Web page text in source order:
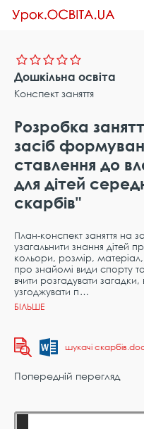
Дошкільна освіта
Конспект заняття
Розробка
засіб
ставлення до
для дітей
скарбів"
План-конспект заняття на
узагальнити знання
кольори, розмір,
про знайомі види спорту
вчити розгадувати
узгоджувати п
шукачі
Попередній перегляд